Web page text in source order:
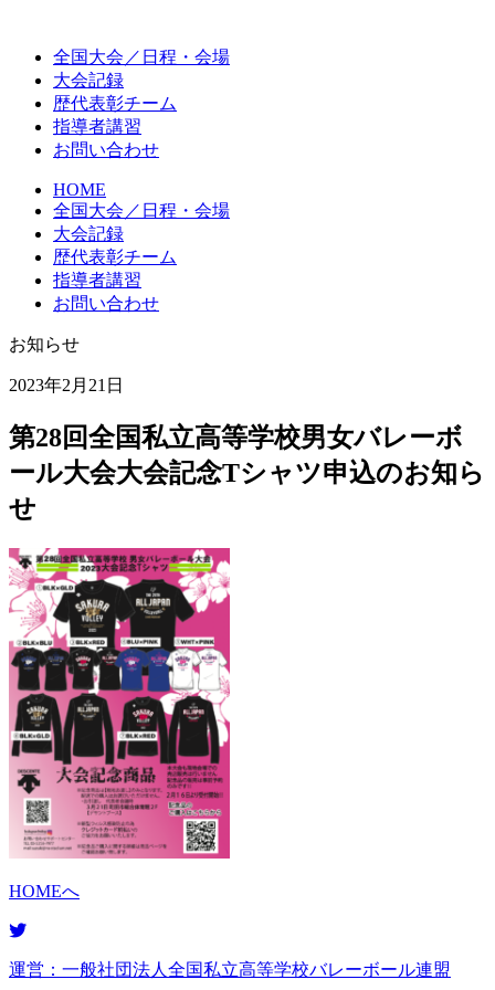
全国大会 ／日程・会場
大会記録
歴代表彰チーム
指導者講習
お問い合わせ
HOME
全国大会／日程・会場
大会記録
歴代表彰チーム
指導者講習
お問い合わせ
お知らせ
2023年2月21日
第28回全国私立高等学校男女バレーボ
ール大会大会記念Tシャツ申込のお知ら
せ
HOMEへ
運営：一般社団法人全国私立高等学校バレーボール連盟